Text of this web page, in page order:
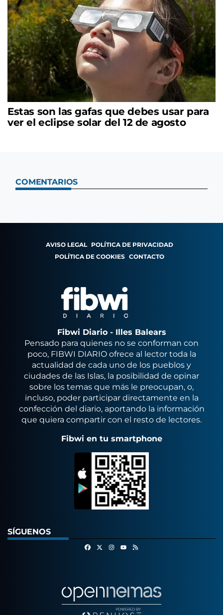
Estas son las gafas que debes usar para
ver el eclipse solar del 12 de agosto
COMENTARIOS
AVISO LEGAL POLÍTICA DE PRIVACIDAD
POLÍTICA DE COOKIES CONTACTO
Fibwi Diario - Illes Balears
Pensado para quienes no se conforman con
poco, FIBWI DIARIO ofrece al lector toda la
actualidad de cada uno de los pueblos y
ciudades de las Islas, la posibilidad de opinar
sobre los temas que más le preocupan, o,
incluso, poder participar directamente en la
confección del diario, aportando la información
que quiera compartir con el resto de lectores.
Fibwi en tu smartphone
SÍGUENOS
FacebookInstagram